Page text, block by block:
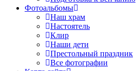
Фотоальбомы
Наш храм
Настоятель
Клир
Наши дети
Престольный праздник
Все фотографии